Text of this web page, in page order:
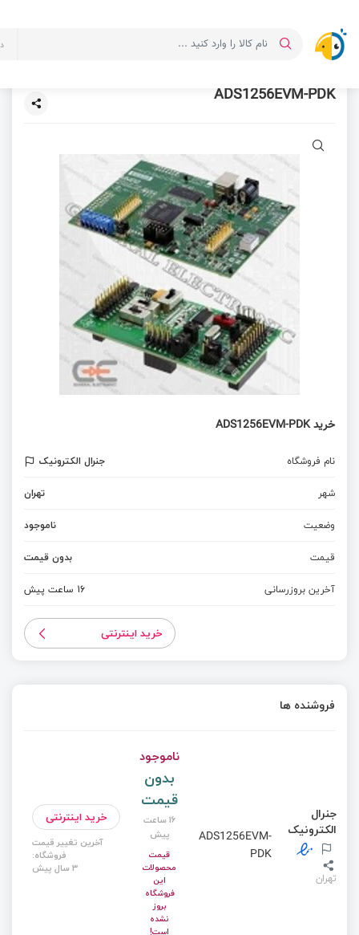
ADS1256EVM-PDK
خرید ADS1256EVM-PDK
نام فروشگاه
جنرال الکترونیک
شهر
تهران
وضعیت
ناموجود
قیمت
بدون قیمت
آخرین بروزرسانی
16 ساعت پیش
خرید اینترنتی
فروشنده ها
جنرال
الکترونیک
تهران
ADS1256EVM-
PDK
ناموجود
بدون
قیمت
16 ساعت
پیش
قیمت
محصولات
این
فروشگاه
بروز
نشده
است!
خرید اینترنتی
آخرین تغییر قیمت
فروشگاه:
3 سال پیش